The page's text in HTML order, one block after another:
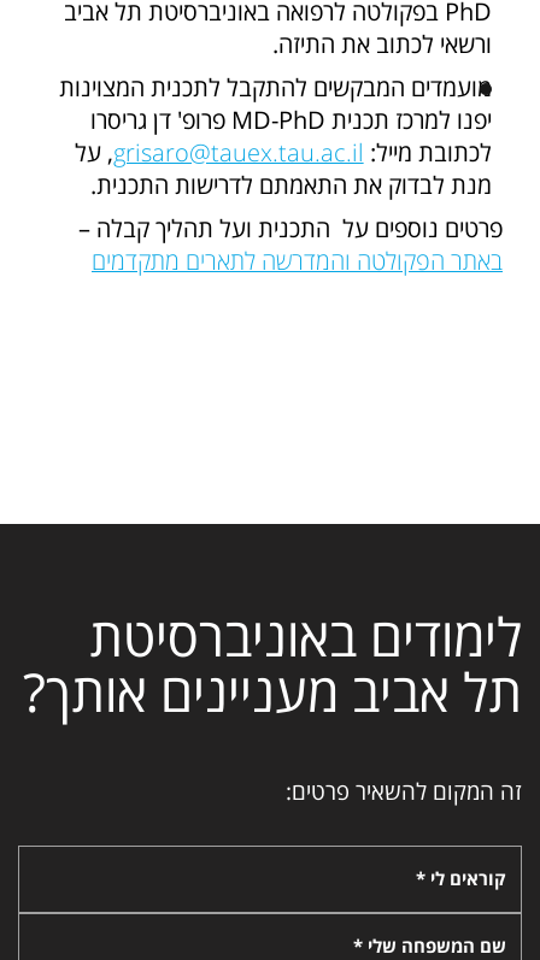
PhD בפקולטה לרפואה באוניברסיטת תל אביב
ורשאי לכתוב את התיזה.
מועמדים המבקשים להתקבל לתכנית המצוינות
יפנו למרכז תכנית MD-PhD פרופ' דן גריסרו
לכתובת מייל: grisaro@tauex.tau.ac.il, על
מנת לבדוק את התאמתם לדרישות התכנית.
פרטים נוספים על התכנית ועל תהליך קבלה –
באתר הפקולטה והמדרשה לתארים מתקדמים
לימודים באוניברסיטת
תל אביב מעניינים אותך?
זה המקום להשאיר פרטים:
קוראים לי *
שם המשפחה שלי *